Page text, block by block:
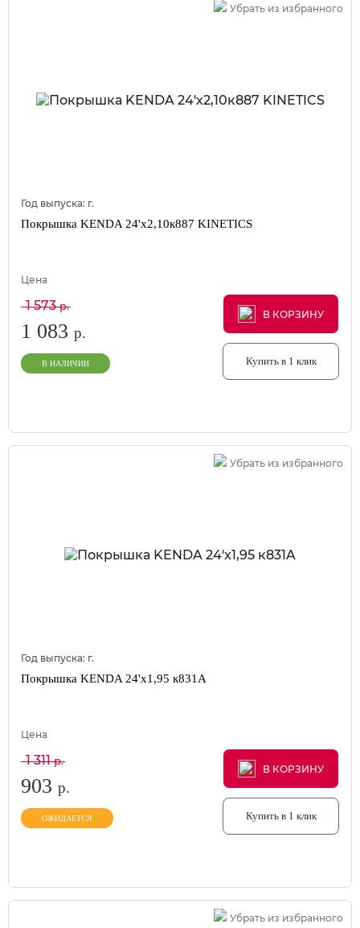
Убрать из избранного
Год выпуска: г.
Покрышка KENDA 24'х2,10к887 KINETICS
Цена
1 573р.
1 083 р.
В НАЛИЧИИ
В КОРЗИНУ
В КОРЗИНУ
В КОРЗИНУ
Купить в 1 клик
Убрать из избранного
Год выпуска: г.
Покрышка KENDA 24'х1,95 к831A
Цена
1 311р.
903 р.
ОЖИДАЕТСЯ
В КОРЗИНУ
В КОРЗИНУ
В КОРЗИНУ
Купить в 1 клик
Убрать из избранного